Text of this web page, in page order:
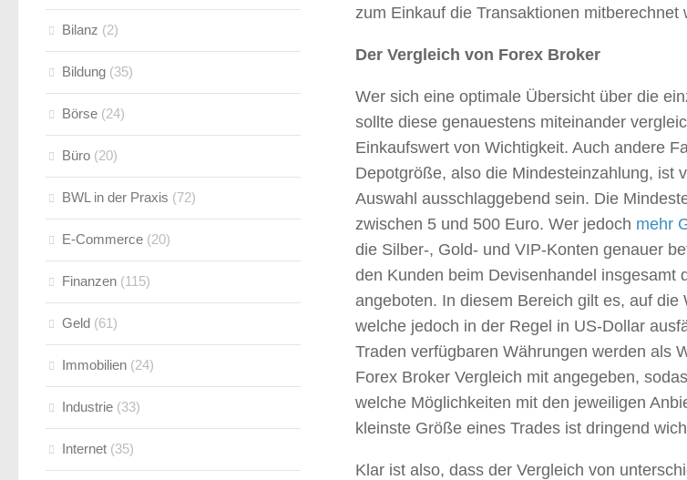
zum Einkauf die Transaktionen mitberechnet
Der Vergleich von Forex Broker
Wer sich eine optimale Übersicht über die
sollte diese genauestens miteinander
Einkaufswert von Wichtigkeit. Auch andere
Depotgröße, also die Mindesteinzahlung, ist
Auswahl ausschlaggebend sein. Die
zwischen 5 und 500 Euro. Wer jedoch mehr
die Silber-, Gold- und VIP-Konten genauer
den Kunden beim Devisenhandel insgesamt
angeboten. In diesem Bereich gilt es, auf die
welche jedoch in der Regel in US-Dollar
Traden verfügbaren Währungen werden als
Forex Broker Vergleich mit angegeben,
welche Möglichkeiten mit den jeweiligen
kleinste Größe eines Trades ist dringend
Klar ist also, dass der Vergleich von
Bilanz (2)
Bildung (35)
Börse (24)
Büro (20)
BWL in der Praxis (72)
E-Commerce (20)
Finanzen (115)
Geld (61)
Immobilien (24)
Industrie (33)
Internet (35)